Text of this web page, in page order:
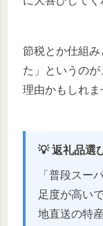
節税とか仕組
た」というの
理由かもしれま
💡 返礼品選
「普段スー
足度が高い
地直送の特